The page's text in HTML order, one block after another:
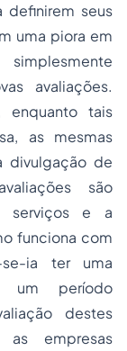
definirem seus
uma piora em
avaliações.
enquanto tais
as mesmas
divulgação de
são
serviços e a
funciona com
ia ter uma
um período
destes
empresas